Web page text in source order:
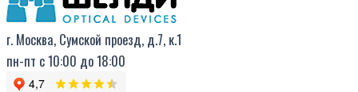
г. Москва, Сумской проезд, д.7, к.1
пн-пт с 10:00 до 18:00